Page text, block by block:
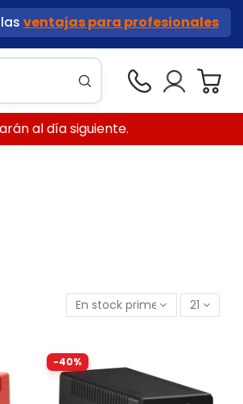
ventajas para profesionales
al día siguiente.
En stock primero 21
-40%